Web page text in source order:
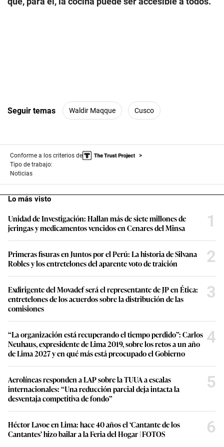
Seguir temas Waldir Maqque Cusco
Conforme a los criterios de
Tipo de trabajo:
Noticias
Lo más visto
Unidad de Investigación: Hallan más de siete millones de
jeringas y medicamentos vencidos en Cenares del Minsa
1
Primeras fisuras en Juntos por el Perú: La historia de Silvana
Robles y los entretelones del aparente voto de traición
2
Exdirigente del Movadef será el representante de JP en Ética:
entretelones de los acuerdos sobre la distribución de las
comisiones
3
“La organización está recuperando el tiempo perdido”: Carlos
Neuhaus, expresidente de Lima 2019, sobre los retos a un año
de Lima 2027 y en qué más está preocupado el Gobierno
4
Aerolíneas responden a LAP sobre la TUUA a escalas
internacionales: “Una reducción parcial deja intacta la
desventaja competitiva de fondo”
5
Héctor Lavoe en Lima: hace 40 años el ‘Cantante de los
Cantantes’ hizo bailar a la Feria del Hogar | FOTOS
6